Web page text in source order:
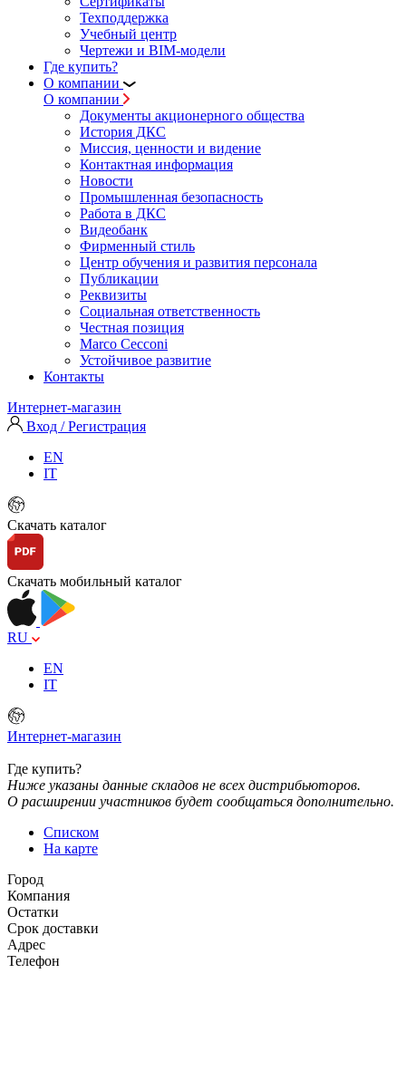
Техподдержка
Учебный центр
Чертежи и BIM-модели
Где купить?
О компании
О компании
Документы акционерного общества
История ДКС
Миссия, ценности и видение
Контактная информация
Новости
Промышленная безопасность
Работа в ДКС
Видеобанк
Фирменный стиль
Центр обучения и развития персонала
Публикации
Реквизиты
Социальная ответственность
Честная позиция
Marco Cecconi
Устойчивое развитие
Контакты
Интернет-магазин
Вход / Регистрация
EN
IT
Скачать каталог
Скачать мобильный каталог
RU
EN
IT
Интернет-магазин
Где купить?
Ниже указаны данные складов не всех дистрибьюторов.
О расширении участников будет сообщаться дополнительно.
Списком
На карте
Город
Компания
Остатки
Срок доставки
Адрес
Телефон